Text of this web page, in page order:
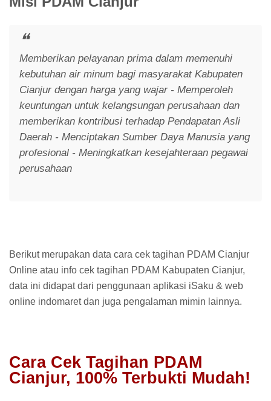
Memberikan pelayanan prima dalam memenuhi
kebutuhan air minum bagi masyarakat Kabupaten
Cianjur dengan harga yang wajar - Memperoleh
keuntungan untuk kelangsungan perusahaan dan
memberikan kontribusi terhadap Pendapatan Asli
Daerah - Menciptakan Sumber Daya Manusia yang
profesional - Meningkatkan kesejahteraan pegawai
perusahaan
Berikut merupakan data cara cek tagihan PDAM Cianjur
Online atau info cek tagihan PDAM Kabupaten Cianjur,
data ini didapat dari penggunaan aplikasi iSaku & web
online indomaret dan juga pengalaman mimin lainnya.
Cara Cek Tagihan PDAM
Cianjur, 100% Terbukti Mudah!